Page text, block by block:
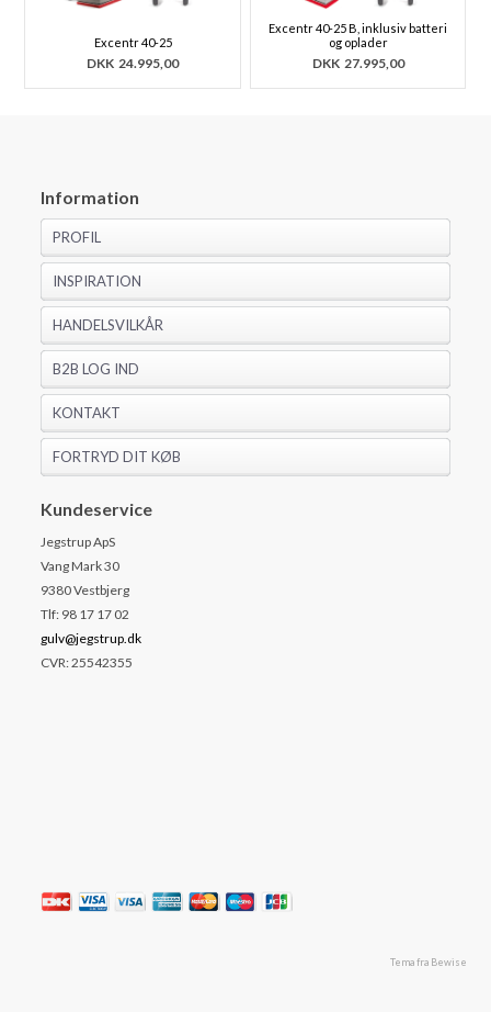
Excentr 40-25
DKK24.995,00
Excentr 40-25 B, inklusiv batteri
og oplader
DKK 27.995,00
Information
PROFIL
INSPIRATION
HANDELSVILKÅR
B2B LOG IND
KONTAKT
FORTRYD DIT KØB
Kundeservice
Jegstrup ApS
Vang Mark 30
9380 Vestbjerg
Tlf: 98 17 17 02
gulv@jegstrup.dk
CVR: 25542355
Tema fra Bewise